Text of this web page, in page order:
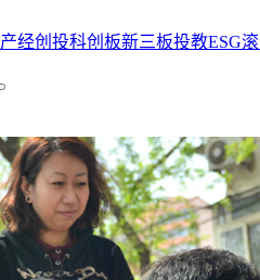
产经创投科创板新三板投教ESG